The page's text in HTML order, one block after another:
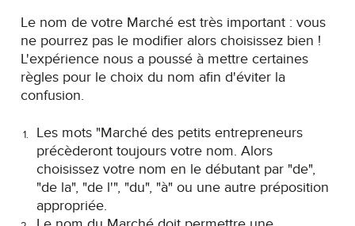
Le nom de votre Marché est très important : vous
ne pourrez pas le modifier alors choisissez bien !
L'expérience nous a poussé à mettre certaines
règles pour le choix du nom afin d'éviter la
confusion.
Les mots "Marché des petits entrepreneurs
précèderont toujours votre nom. Alors
choisissez votre nom en le débutant par "de",
"de la", "de l'", "du", "à" ou une autre préposition
appropriée.